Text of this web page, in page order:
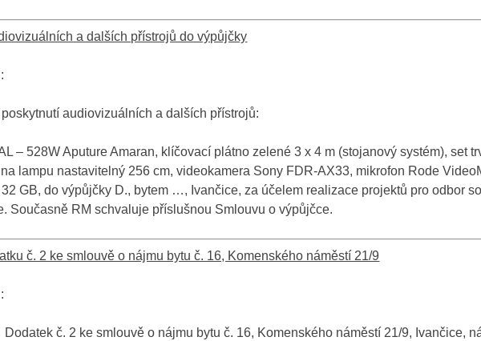
a dalších přístrojů do výpůjčky
audiovizuálních a dalších přístrojů:
– 528W Aputure Amaran, klíčovací plátno zelené 3 x 4 m (stojanový systém), set
lampu nastavitelný 256 cm, videokamera Sony FDR-AX33, mikrofon Rode
GB, do výpůjčky D., bytem …, Ivančice, za účelem realizace projektů pro odbor
Současně RM schvaluje příslušnou Smlouvu o výpůjčce.
č. 2 ke smlouvě o nájmu bytu č. 16, Komenského náměstí 21/9
č. 2 ke smlouvě o nájmu bytu č. 16, Komenského náměstí 21/9, Ivančice,